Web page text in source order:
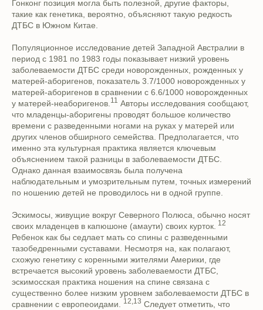
Гонконг позиция могла быть полезной, другие факторы,
такие как генетика, вероятно, объясняют такую редкость
ДТБС в Южном Китае.
Популяционное исследование детей Западной Австралии в
период с 1981 по 1983 годы показывает низкий уровень
заболеваемости ДТБС среди новорожденных, рожденных у
матерей-аборигенов, показатель 3.7/1000 новорожденных у
матерей-аборигенов в сравнении с 6.6/1000 новорожденных
у матерей-неаборигенов.11
Авторы исследования сообщают,
что младенцы-аборигены проводят большое количество
времени с разведенными ногами на руках у матерей или
других членов обширного семейства. Предполагается, что
именно эта культурная практика является ключевым
объяснением такой разницы в заболеваемости ДТБС.
Однако данная взаимосвязь была получена
наблюдательным и умозрительным путем, точных измерений
по ношению детей не проводилось ни в одной группе.
Эскимосы, живущие вокруг Северного Полюса, обычно носят
своих младенцев в капюшоне (амаути) своих курток. 12
Ребенок как бы седлает мать со спины с разведенными
тазобедренными суставами. Несмотря на, как полагают,
схожую генетику с коренными жителями Америки, где
встречается высокий уровень заболеваемости ДТБС,
эскимосская практика ношения на спине связана с
существенно более низким уровнем заболеваемости ДТБС в
сравнении с европеоидами. 12,13 Следует отметить, что